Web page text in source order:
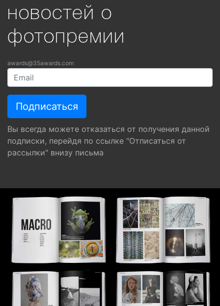
новостей о
фотопремии
awards@35awards.com
Вы всегда можете отказаться от получения данной
подписки, перейдя по ссылке "Отписаться от
рассылки" внизу письма